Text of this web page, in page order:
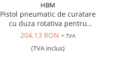
HBM
Pistol pneumatic de curatare
cu duza rotativa pentru
tapiterii
204,13 RON + TVA
(TVA inclus)